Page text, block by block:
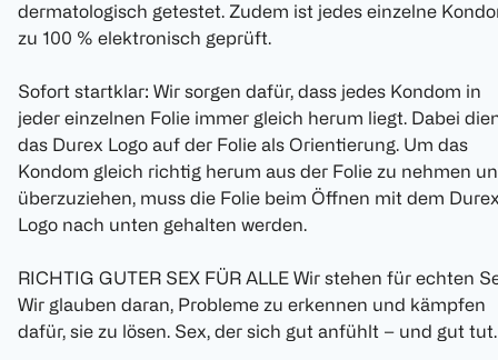
dermatologisch getestet. Zudem ist jedes einzelne
zu 100 % elektronisch geprüft.
Sofort startklar: Wir sorgen dafür, dass jedes Kondom in
jeder einzelnen Folie immer gleich herum liegt. Dabei
das Durex Logo auf der Folie als Orientierung. Um das
Kondom gleich richtig herum aus der Folie zu nehmen
überzuziehen, muss die Folie beim Öffnen mit dem
Logo nach unten gehalten werden.
RICHTIG GUTER SEX FÜR ALLE Wir stehen für echten
Wir glauben daran, Probleme zu erkennen und kämpfen
dafür, sie zu lösen. Sex, der sich gut anfühlt – und gut tut.